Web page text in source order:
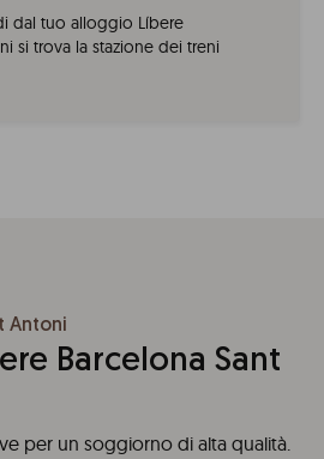
dal tuo alloggio Líbere
si trova la stazione dei treni
Antoni
Barcelona Sant
per un soggiorno di alta qualità.